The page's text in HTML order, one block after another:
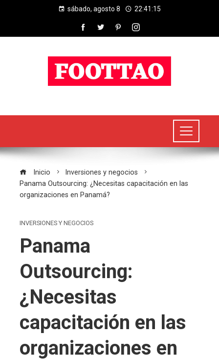
sábado, agosto 8 22:41:15
Inicio
Inversiones y negocios
Panama Outsourcing: ¿Necesitas capacitación en las
organizaciones en Panamá?
INVERSIONES Y NEGOCIOS
Panama
Outsourcing:
¿Necesitas
capacitación en las
organizaciones en